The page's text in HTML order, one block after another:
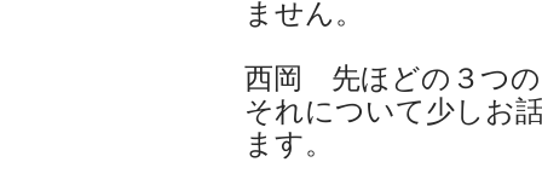
ません。
西岡 先ほどの３つの
それについて少しお
ます。